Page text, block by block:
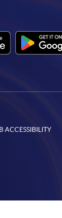
ACCESSIBILITY